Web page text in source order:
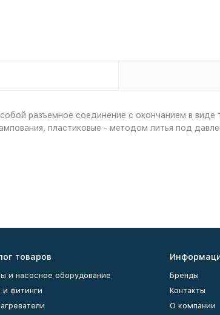
разъемное соединение с окончанием в
пластиковые - методом литья под
товаров
и насосное оборудование
и фитинги
Бренды
Контакты
О компании